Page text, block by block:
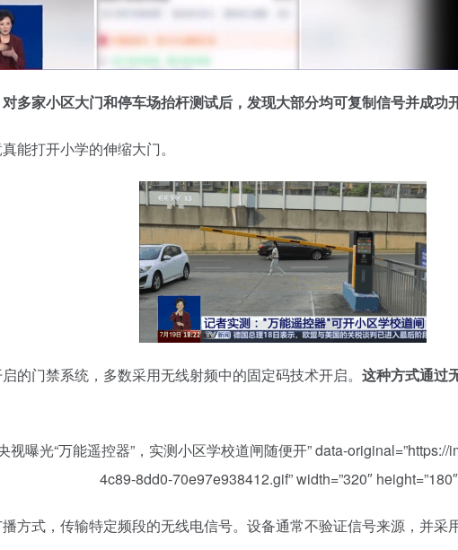
多家小区大门和停车场抬杆测试后，发现大部分均可复制信号并成功
能打开小学的伸缩大门。
的门禁系统，多数采用无线射频中的固定码技术开启。 这种方式通过
视曝光“万能遥控器”，实测小区学校道闸随便开” data-
4c89-8dd0-70e97e938412.gif” width=”320″
方式，传输特定频段的无线电信号。设备通常不验证信号来源，并采